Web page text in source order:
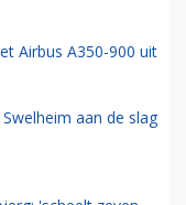
Airbus A350-900 uit
aan de slag